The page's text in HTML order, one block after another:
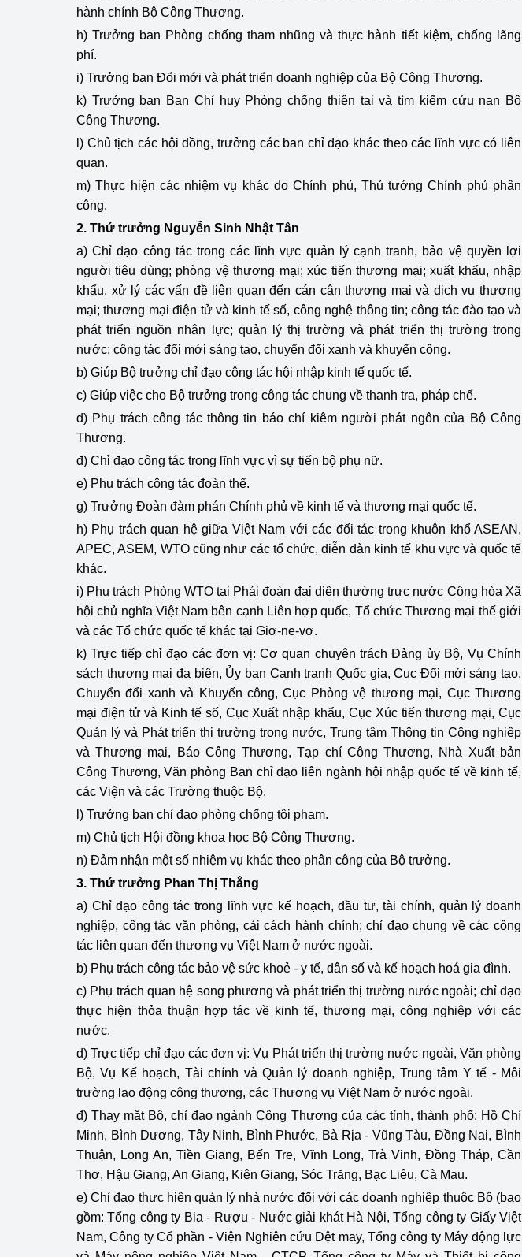
hành chính Bộ Công Thương.
h) Trưởng ban Phòng chống tham nhũng và thực hành tiết kiệm, chống lãng
phí.
i) Trưởng ban Đổi mới và phát triển doanh nghiệp của Bộ Công Thương.
k) Trưởng ban Ban Chỉ huy Phòng chống thiên tai và tìm kiếm cứu nạn Bộ
Công Thương.
l) Chủ tịch các hội đồng, trưởng các ban chỉ đạo khác theo các lĩnh vực có liên
quan.
m) Thực hiện các nhiệm vụ khác do Chính phủ, Thủ tướng Chính phủ phân
công.
2. Thứ trưởng Nguyễn Sinh Nhật Tân
a) Chỉ đạo công tác trong các lĩnh vực quản lý cạnh tranh, bảo vệ quyền lợi
người tiêu dùng; phòng vệ thương mại; xúc tiến thương mại; xuất khẩu, nhập
khẩu, xử lý các vấn đề liên quan đến cán cân thương mại và dịch vụ thương
mại; thương mại điện tử và kinh tế số, công nghệ thông tin; công tác đào tạo và
phát triển nguồn nhân lực; quản lý thị trường và phát triển thị trường trong
nước; công tác đổi mới sáng tạo, chuyển đổi xanh và khuyến công.
b) Giúp Bộ trưởng chỉ đạo công tác hội nhập kinh tế quốc tế.
c) Giúp việc cho Bộ trưởng trong công tác chung về thanh tra, pháp chế.
d) Phụ trách công tác thông tin báo chí kiêm người phát ngôn của Bộ Công
Thương.
đ) Chỉ đạo công tác trong lĩnh vực vì sự tiến bộ phụ nữ.
e) Phụ trách công tác đoàn thể.
g) Trưởng Đoàn đàm phán Chính phủ về kinh tế và thương mại quốc tế.
h) Phụ trách quan hệ giữa Việt Nam với các đối tác trong khuôn khổ ASEAN,
APEC, ASEM, WTO cũng như các tổ chức, diễn đàn kinh tế khu vực và quốc tế
khác.
i) Phụ trách Phòng WTO tại Phái đoàn đại diện thường trực nước Cộng hòa Xã
hội chủ nghĩa Việt Nam bên cạnh Liên hợp quốc, Tổ chức Thương mại thế giới
và các Tổ chức quốc tế khác tại Giơ-ne-vơ.
k) Trực tiếp chỉ đạo các đơn vị: Cơ quan chuyên trách Đảng ủy Bộ, Vụ Chính
sách thương mại đa biên, Ủy ban Cạnh tranh Quốc gia, Cục Đổi mới sáng tạo,
Chuyển đổi xanh và Khuyến công, Cục Phòng vệ thương mại, Cục Thương
mại điện tử và Kinh tế số, Cục Xuất nhập khẩu, Cục Xúc tiến thương mại, Cục
Quản lý và Phát triển thị trường trong nước, Trung tâm Thông tin Công nghiệp
và Thương mại, Báo Công Thương, Tạp chí Công Thương, Nhà Xuất bản
Công Thương, Văn phòng Ban chỉ đạo liên ngành hội nhập quốc tế về kinh tế,
các Viện và các Trường thuộc Bộ.
l) Trưởng ban chỉ đạo phòng chống tội phạm.
m) Chủ tịch Hội đồng khoa học Bộ Công Thương.
n) Đảm nhận một số nhiệm vụ khác theo phân công của Bộ trưởng.
3. Thứ trưởng Phan Thị Thắng
a) Chỉ đạo công tác trong lĩnh vực kế hoạch, đầu tư, tài chính, quản lý doanh
nghiệp, công tác văn phòng, cải cách hành chính; chỉ đạo chung về các công
tác liên quan đến thương vụ Việt Nam ở nước ngoài.
b) Phụ trách công tác bảo vệ sức khoẻ - y tế, dân số và kế hoạch hoá gia đình.
c) Phụ trách quan hệ song phương và phát triển thị trường nước ngoài; chỉ đạo
thực hiện thỏa thuận hợp tác về kinh tế, thương mại, công nghiệp với các
nước.
d)Trực tiếp chỉ đạo các đơn vị: Vụ Phát triển thị trường nước ngoài, Văn phòng
Bộ, Vụ Kế hoạch, Tài chính và Quản lý doanh nghiệp, Trung tâm Y tế - Môi
trường lao động công thương, các Thương vụ Việt Nam ở nước ngoài.
đ) Thay mặt Bộ, chỉ đạo ngành Công Thương của các tỉnh, thành phố: Hồ Chí
Minh, Bình Dương, Tây Ninh, Bình Phước, Bà Rịa - Vũng Tàu, Đồng Nai, Bình
Thuận, Long An, Tiền Giang, Bến Tre, Vĩnh Long, Trà Vinh, Đồng Tháp, Cần
Thơ, Hậu Giang, An Giang, Kiên Giang, Sóc Trăng, Bạc Liêu, Cà Mau.
e) Chỉ đạo thực hiện quản lý nhà nước đối với các doanh nghiệp thuộc Bộ (bao
gồm: Tổng công ty Bia - Rượu - Nước giải khát Hà Nội, Tổng công ty Giấy Việt
Nam, Công ty Cổ phần - Viện Nghiên cứu Dệt may, Tổng công ty Máy động lực